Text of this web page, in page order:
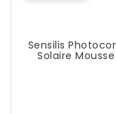
Sensilis
Solaire